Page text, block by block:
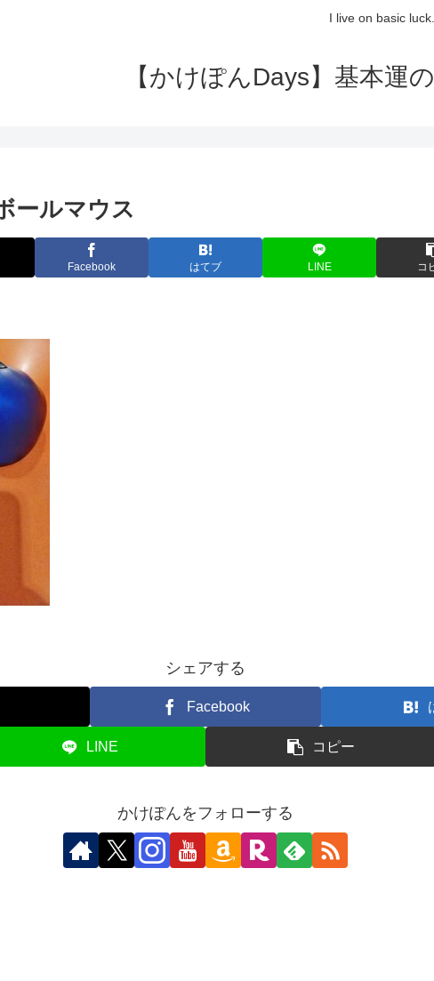
I live on basic luck.
【かけぽんDays】基本運
ールマウス
Facebook はてブ LINE コ
シェアする
Facebook
LINE コピー
かけぽんをフォローする